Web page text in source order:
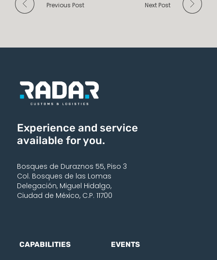
Previous Post Next Post
Experience and service
available for you.
Bosques de Duraznos 55, Piso 3
Col. Bosques de las Lomas
Delegación, Miguel Hidalgo,
Ciudad de México, C.P. 11700
CAPABILITIES EVENTS